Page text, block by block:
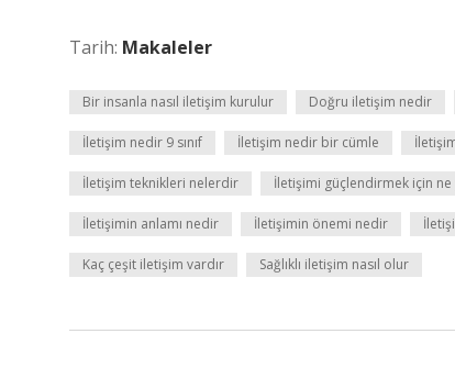
Tarih: Makaleler
Bir insanla nasıl iletişim kurulur Doğru iletişim nedir
İletişim nedir 9 sınıf İletişim nedir bir cümle
İletişim teknikleri nelerdir İletişimi güçlendirmek için ne
İletişimin anlamı nedir İletişimin önemi nedir
Kaç çeşit iletişim vardır Sağlıklı iletişim nasıl olur